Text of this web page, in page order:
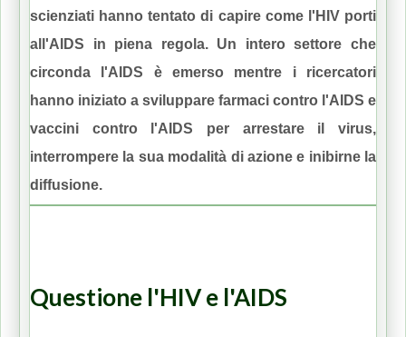
scienziati hanno tentato di capire come l'HIV porti
all'AIDS in piena regola. Un intero settore che
circonda l'AIDS è emerso mentre i ricercatori
hanno iniziato a sviluppare farmaci contro l'AIDS e
vaccini contro l'AIDS per arrestare il virus,
interrompere la sua modalità di azione e inibirne la
diffusione.
Questione l'HIV e l'AIDS